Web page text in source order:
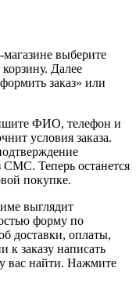
выберите
Далее
заказ» или
ФИО, телефон и
условия заказа.
СМС. Теперь останется
покупке.
выглядит
форму по
доставки, оплаты,
к заказу написать
вас найти. Нажмите